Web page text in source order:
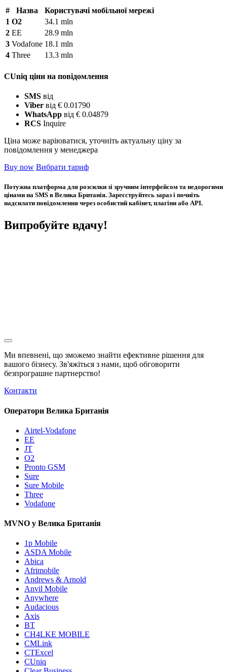
# Назва
Користувачі мобільної мережі
1 O2
34.1 mln
2 EE
28.9 mln
3 Vodafone 18.1 mln
4 Three 13.3 mln
CUniq ціни на повідомлення
SMS від
Viber від € 0.01790
WhatsApp від € 0.04879
RCS Inquire
Ціна може варіюватися, уточніть актуальну ціну за
повідомлення у менеджера
Buy now Вибрати тариф
Потужна платформа для розсилки зі зручним інтерфейсом та недорогими
цінами на SMS в Велика Британія. Зареєструйтесь зараз і почніть
надсилати повідомлення через особистий кабінет, плагіни або API.
Випробуйте вдачу!
Ми впевнені, що зможемо знайти ефективне рішення для
вашого бізнесу. Зв'яжіться з нами, щоб обговорити
безпрограшне партнерство!
Контакти
Оператори Велика Британія
Airtel-Vodafone
EE
JT
O2
Pronto GSM
Sure
Sure Mobile
Three
Vodafone
MVNO у Велика Британія
1p Mobile
ASDA Mobile
Abica
Afrimobile
Andrews & Arnold
Anvil Mobile
Anywhere
Audacious
Axis
BT
CH4LKE MOBILE
CMLink
CTExcel
CUniq